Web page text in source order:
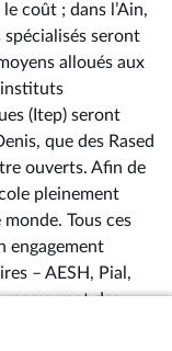
coût ; dans l’Ain,
spécialisés seront
alloués aux
(Itep) seront
que des Rased
ouverts. Afin de
pleinement
Tous ces
engagement
–⁠ AESH, Pial,
recouvrent des
pour ne pas